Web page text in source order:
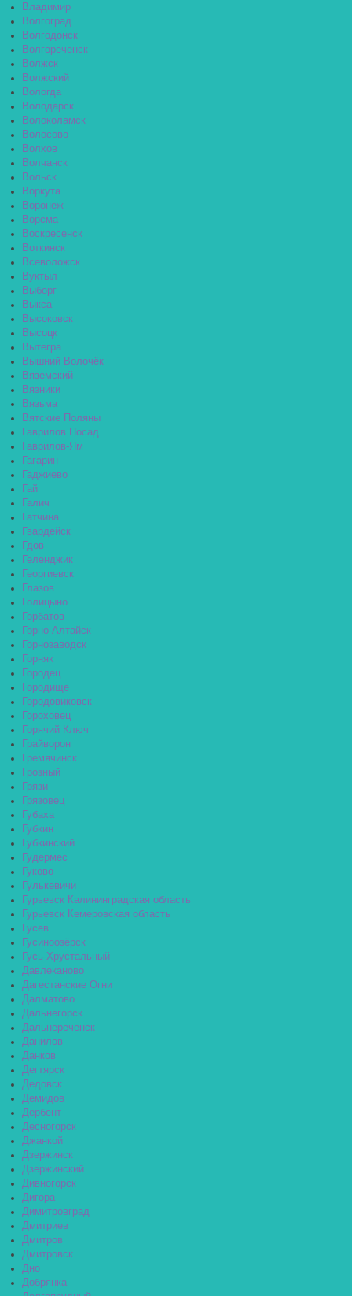
Владимир
Волгоград
Волгодонск
Волгореченск
Волжск
Волжский
Вологда
Володарск
Волоколамск
Волосово
Волхов
Волчанск
Вольск
Воркута
Воронеж
Ворсма
Воскресенск
Воткинск
Всеволожск
Вуктыл
Выборг
Выкса
Высоковск
Высоцк
Вытегра
Вышний Волочёк
Вяземский
Вязники
Вязьма
Вятские Поляны
Гаврилов Посад
Гаврилов-Ям
Гагарин
Гаджиево
Гай
Галич
Гатчина
Гвардейск
Гдов
Геленджик
Георгиевск
Глазов
Голицыно
Горбатов
Горно-Алтайск
Горнозаводск
Горняк
Городец
Городище
Городовиковск
Гороховец
Горячий Ключ
Грайворон
Гремячинск
Грозный
Грязи
Грязовец
Губаха
Губкин
Губкинский
Гудермес
Гуково
Гулькевичи
Гурьевск Калининградская область
Гурьевск Кемеровская область
Гусев
Гусиноозёрск
Гусь-Хрустальный
Давлеканово
Дагестанские Огни
Далматово
Дальнегорск
Дальнереченск
Данилов
Данков
Дегтярск
Дедовск
Демидов
Дербент
Десногорск
Джанкой
Дзержинск
Дзержинский
Дивногорск
Дигора
Димитровград
Дмитриев
Дмитров
Дмитровск
Дно
Добрянка